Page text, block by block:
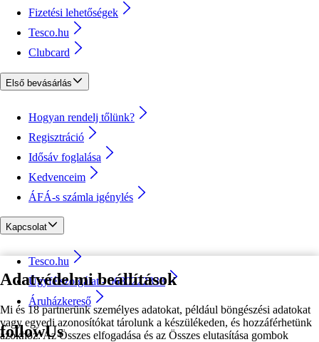
Adatvédelmi beállítások
Mi és 18 partnerünk személyes adatokat, például böngészési adatokat
vagy egyedi azonosítókat tárolunk a készülékeden, és hozzáférhetünk
azokhoz. Az Összes elfogadása és az Összes elutasítása gombok
Fizetési lehetőségek
Tesco.hu
Clubcard
Első bevásárlás
Hogyan rendelj tőlünk?
Regisztráció
Idősáv foglalása
Kedvenceim
ÁFÁ-s számla igénylés
Kapcsolat
Tesco.hu
Ügyfélszolgálat - 0680222333
Áruházkereső
followUs